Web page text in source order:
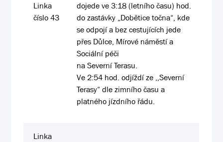
Linka
číslo 43
dojede ve 3:18 (letního času) hod.
do zastávky „Dobětice točna“, kde
se odpojí a bez cestujících jede
přes Důlce, Mírové náměstí a
Sociální péči
na Severní Terasu.
Ve 2:54 hod. odjíždí ze ,,Severní
Terasy“ dle zimního času a
platného jízdního řádu.
Linka